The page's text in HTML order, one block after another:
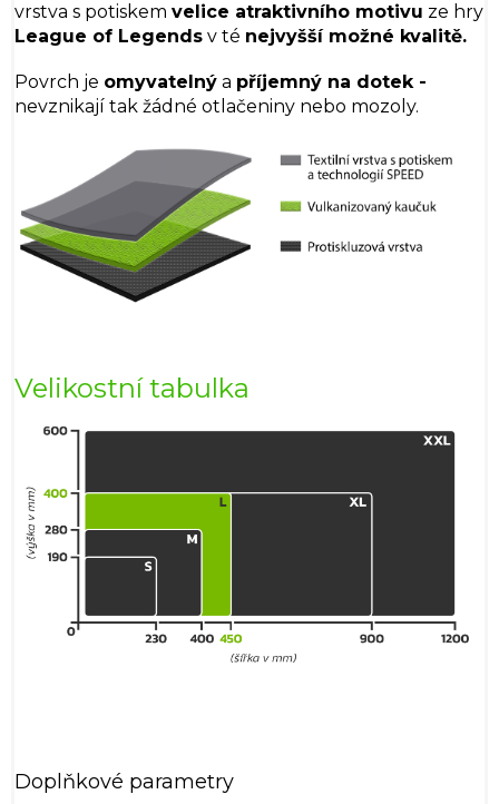
vrstva s potiskem velice atraktivního motivu ze hry
League of Legends v té nejvyšší možné kvalitě.
Povrch je omyvatelný a příjemný na dotek -
nevznikají tak žádné otlačeniny nebo mozoly.
Velikostní tabulka
Doplňkové parametry